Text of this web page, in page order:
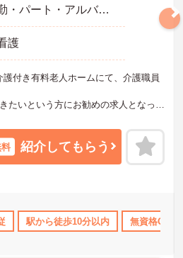
産休･育休･介護休暇取得実績あり
非常勤・パート・アルバイト
護
付き有料老人ホームにて、介護職員
たいという方にお勧めの求人となって
心配いりません！
をお伝えしますので、お気軽にお問い
紹介してもらう
駅から徒歩10分以内 無資格OK